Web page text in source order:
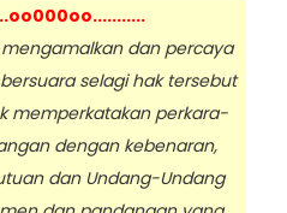
dan percaya
selagi hak tersebut
memperkatakan perkara-
dengan kebenaran,
dan Undang-Undang